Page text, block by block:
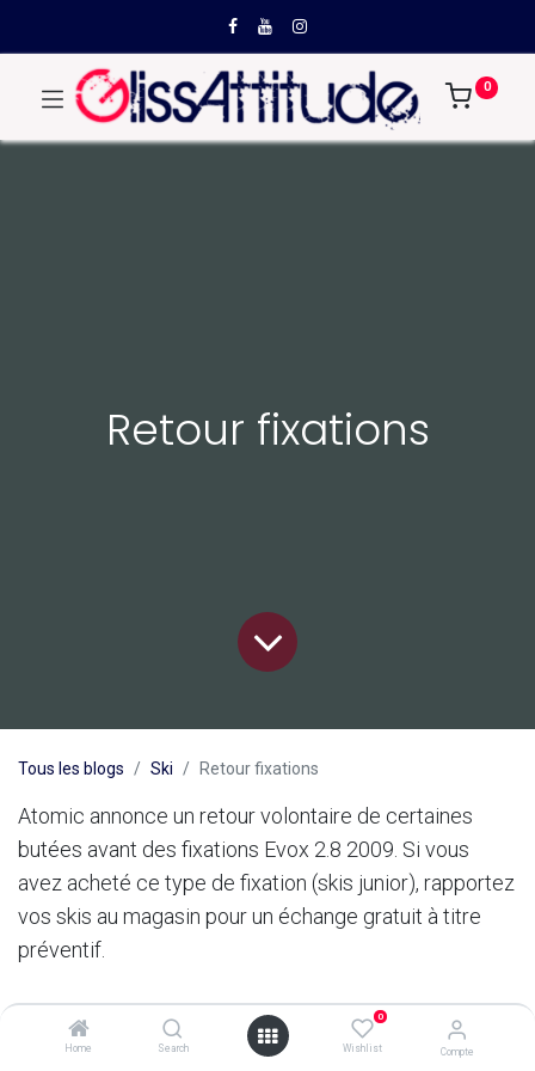
Home Search
0
Wishlist Compte
0
Retour fixations
Tous les blogs Ski Retour fixations
Atomic annonce un retour volontaire de certaines
butées avant des fixations Evox 2.8 2009. Si vous
avez acheté ce type de fixation (skis junior), rapportez
vos skis au magasin pour un échange gratuit à titre
préventif.